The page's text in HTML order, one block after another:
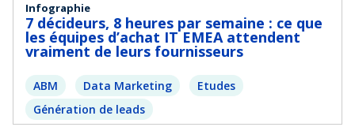
Infographie
7 décideurs, 8 heures par semaine : ce que
les équipes d’achat IT EMEA attendent
vraiment de leurs fournisseurs
ABM Data Marketing
Etudes
Génération de leads